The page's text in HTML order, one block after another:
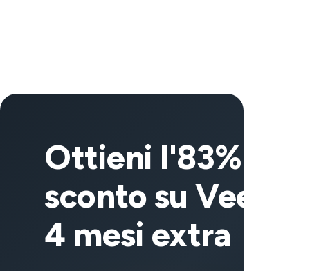
Ottieni l'83% di
sconto su VeePN
4 mesi extra